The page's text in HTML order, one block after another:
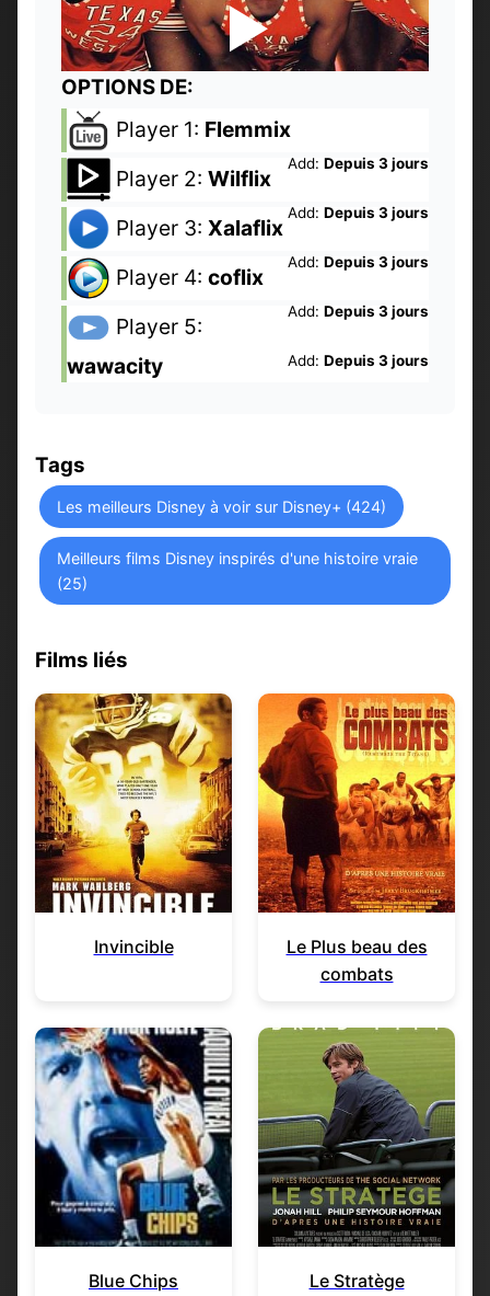
OPTIONS DE:
Player 1: Flemmix
Add: Depuis 3 jours
Player 2: Wilflix
Add: Depuis 3 jours
Player 3: Xalaflix
Add: Depuis 3 jours
Player 4: coflix
Add: Depuis 3 jours
Player 5:
wawacity
Add: Depuis 3 jours
Tags
Les meilleurs Disney à voir sur Disney+ (424)
Meilleurs films Disney inspirés d'une histoire vraie
(25)
Films liés
Invincible
Le Plus beau des
combats
Blue Chips Le Stratège